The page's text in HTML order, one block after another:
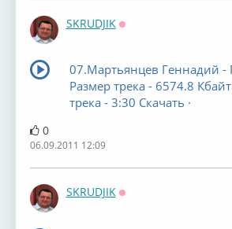
SKRUDJIK
07.Мартьянцев Геннадий -
Размер трека - 6574.8
трека - 3:30 Скачать ·
0
06.09.2011 12:09
SKRUDJIK